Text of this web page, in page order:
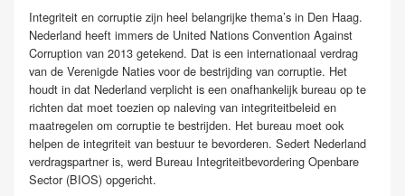
Integriteit en corruptie zijn heel belangrijke thema’s in Den Haag.
Nederland heeft immers de United Nations Convention Against
Corruption van 2013 getekend. Dat is een internationaal verdrag
van de Verenigde Naties voor de bestrijding van corruptie. Het
houdt in dat Nederland verplicht is een onafhankelijk bureau op te
richten dat moet toezien op naleving van integriteitbeleid en
maatregelen om corruptie te bestrijden. Het bureau moet ook
helpen de integriteit van bestuur te bevorderen. Sedert Nederland
verdragspartner is, werd Bureau Integriteitbevordering Openbare
Sector (BIOS) opgericht.